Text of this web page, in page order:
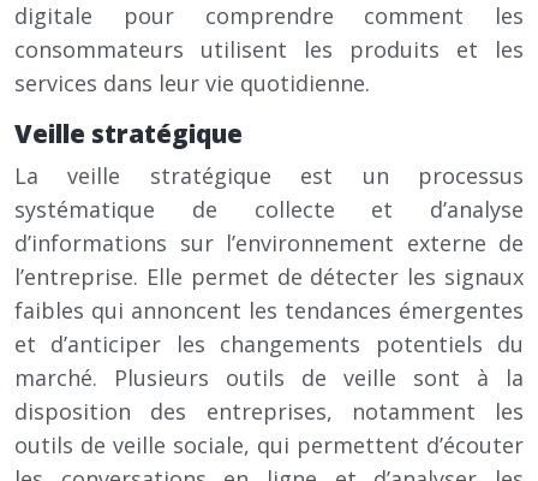
digitale pour comprendre comment les
consommateurs utilisent les produits et les
services dans leur vie quotidienne.
Veille stratégique
La veille stratégique est un processus
systématique de collecte et d’analyse
d’informations sur l’environnement externe de
l’entreprise. Elle permet de détecter les signaux
faibles qui annoncent les tendances émergentes
et d’anticiper les changements potentiels du
marché. Plusieurs outils de veille sont à la
disposition des entreprises, notamment les
outils de veille sociale, qui permettent d’écouter